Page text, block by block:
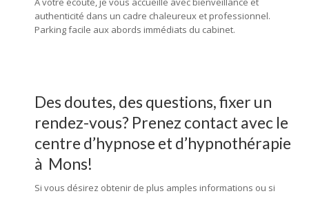
authenticité dans un cadre chaleureux et professionnel.
Parking facile aux abords immédiats du cabinet.
Des doutes, des questions, fixer un
rendez-vous? Prenez contact avec le
centre d’hypnose et d’hypnothérapie
à Mons!
Si vous désirez obtenir de plus amples informations ou si